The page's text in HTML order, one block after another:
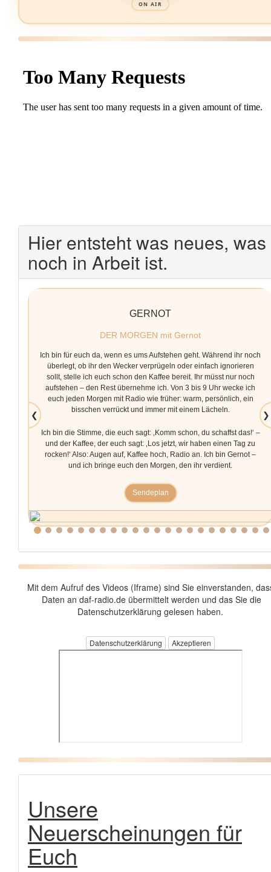
ON AIR
Hier entsteht was neues, was
noch in Arbeit ist.
GERNOT
DER MORGEN mit Gernot
Ich bin für euch da, wenn es ums Aufstehen geht. Während ihr noch
überlegt, ob ihr den Wecker verprügeln oder einfach ignorieren
sollt, stelle ich euch schon den Kaffee bereit. Ihr müsst nur noch
aufstehen – den Rest übernehme ich. Von 3 bis 9 Uhr wecke ich
euch jeden Morgen mit Radio wie früher: warm, persönlich, ein
bisschen verrückt und immer mit einem Lächeln.
Ich bin die Stimme, die euch sagt: ‚Komm schon, du schaffst das!‘ –
und der Kaffee, der euch sagt: ‚Los jetzt, wir haben einen Tag zu
rocken!‘ Also: Augen auf, Kaffee hoch, Radio an. Ich bin Gernot –
und ich bringe euch den Morgen, den ihr verdient.
Sendeplan
❮ ❯
Mit dem Aufruf des Videos (Iframe) sind Sie einverstanden,
Daten an daf-radio.de übermittelt werden und das Sie die
Datenschutzerklärung gelesen haben.
Datenschutzerklärung
Unsere
Neuerscheinungen für
Euch